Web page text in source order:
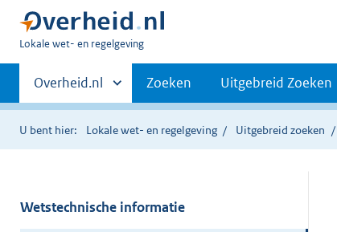
U
hier:
Lokale wet- en regelgeving
Primaire
navigatie
Andere
sites
binnen
Overheid.nl Zoeken Uitgebreid Zoeken
U bent hier: Lokale wet- en regelgeving Uitgebreid zoeken
Wetstechnische informatie